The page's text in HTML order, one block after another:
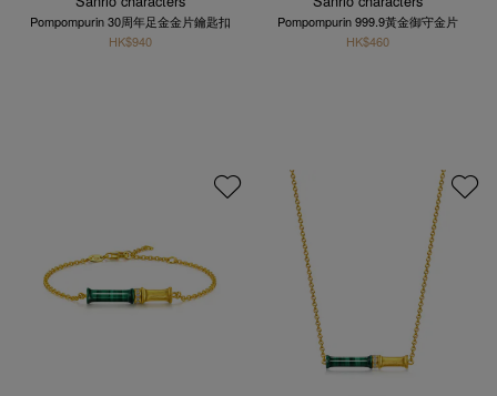
Pompompurin 30周年足金金片鑰匙扣
HK$940
Pompompurin 999.9黃金御守金片
HK$460